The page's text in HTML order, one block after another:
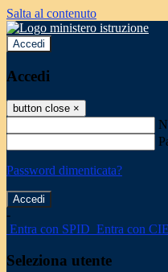
Salta al contenuto
Accedi
Accedi
button close ×
Password dimenticata?
-
Entra con SPID Entra con CIE
Seleziona utente